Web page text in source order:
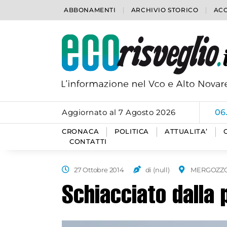
ABBONAMENTI ARCHIVIO STORICO
Aggiornato al 7 Agosto 2026
CRONACA POLITICA ATTUALITA’
CONTATTI
27 Ottobre 2014 di (null)
Schiacciato dalla